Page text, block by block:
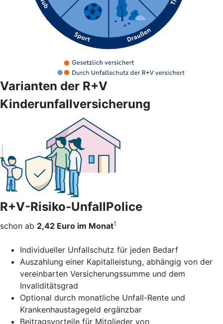
Varianten der R+V
Kinderunfallversicherung
R+V-Risiko-UnfallPolice
schon ab 2,42 Euro im Monat1
Individueller Unfallschutz für jeden Bedarf
Auszahlung einer Kapitalleistung, abhängig von der
vereinbarten Versicherungssumme und dem
Invaliditätsgrad
Optional durch monatliche Unfall-Rente und
Krankenhaustagegeld ergänzbar
Beitragsvorteile für Mitglieder von